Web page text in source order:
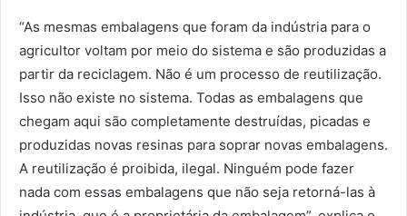
“As mesmas embalagens que foram da indústria para o
agricultor voltam por meio do sistema e são produzidas a
partir da reciclagem. Não é um processo de reutilização.
Isso não existe no sistema. Todas as embalagens que
chegam aqui são completamente destruídas, picadas e
produzidas novas resinas para soprar novas embalagens.
A reutilização é proibida, ilegal. Ninguém pode fazer
nada com essas embalagens que não seja retorná-las à